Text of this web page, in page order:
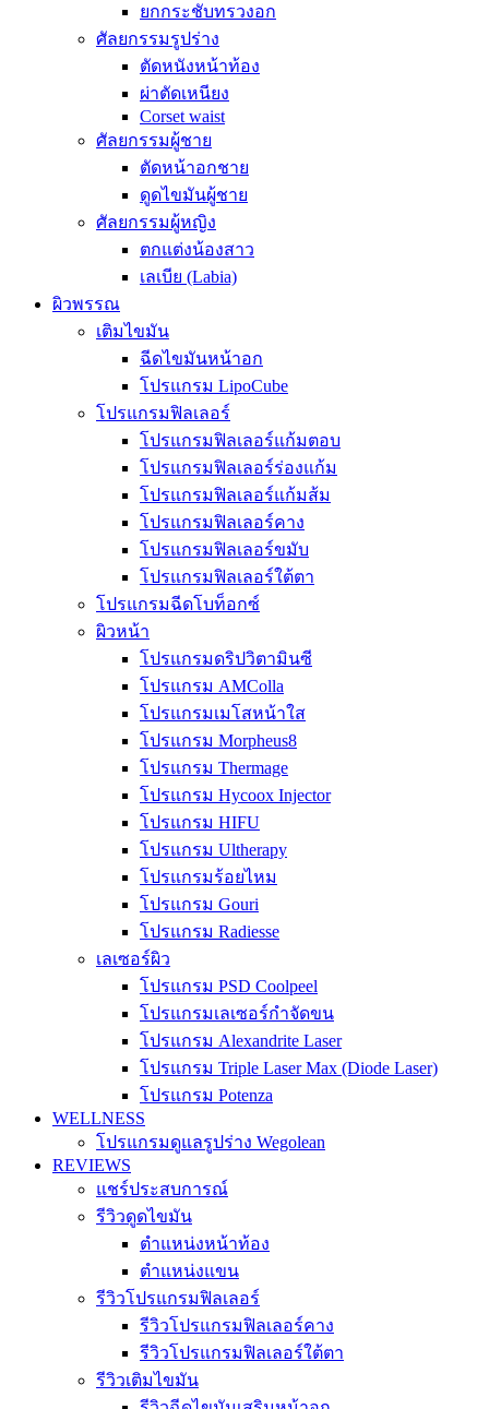
ยกกระชับทรวงอก
ศัลยกรรมรูปร่าง
ตัดหนังหน้าท้อง
ผ่าตัดเหนียง
Corset waist
ศัลยกรรมผู้ชาย
ตัดหน้าอกชาย
ดูดไขมันผู้ชาย
ศัลยกรรมผู้หญิง
ตกแต่งน้องสาว
เลเบีย (Labia)
ผิวพรรณ
เติมไขมัน
ฉีดไขมันหน้าอก
โปรแกรม LipoCube
โปรแกรมฟิลเลอร์
โปรแกรมฟิลเลอร์แก้มตอบ
โปรแกรมฟิลเลอร์ร่องแก้ม
โปรแกรมฟิลเลอร์แก้มส้ม
โปรแกรมฟิลเลอร์คาง
โปรแกรมฟิลเลอร์ขมับ
โปรแกรมฟิลเลอร์ใต้ตา
โปรแกรมฉีดโบท็อกซ์
ผิวหน้า
โปรแกรมดริปวิตามินซี
โปรแกรม AMColla
โปรแกรมเมโสหน้าใส
โปรแกรม Morpheus8
โปรแกรม Thermage
โปรแกรม Hycoox Injector
โปรแกรม HIFU
โปรแกรม Ultherapy
โปรแกรมร้อยไหม
โปรแกรม Gouri
โปรแกรม Radiesse
เลเซอร์ผิว
โปรแกรม PSD Coolpeel
โปรแกรมเลเซอร์กำจัดขน
โปรแกรม Alexandrite Laser
โปรแกรม Triple Laser Max (Diode Laser)
โปรแกรม Potenza
WELLNESS
โปรแกรมดูแลรูปร่าง Wegolean
REVIEWS
แชร์ประสบการณ์
รีวิวดูดไขมัน
ตำแหน่งหน้าท้อง
ตำแหน่งแขน
รีวิวโปรแกรมฟิลเลอร์
รีวิวโปรแกรมฟิลเลอร์คาง
รีวิวโปรแกรมฟิลเลอร์ใต้ตา
รีวิวเติมไขมัน